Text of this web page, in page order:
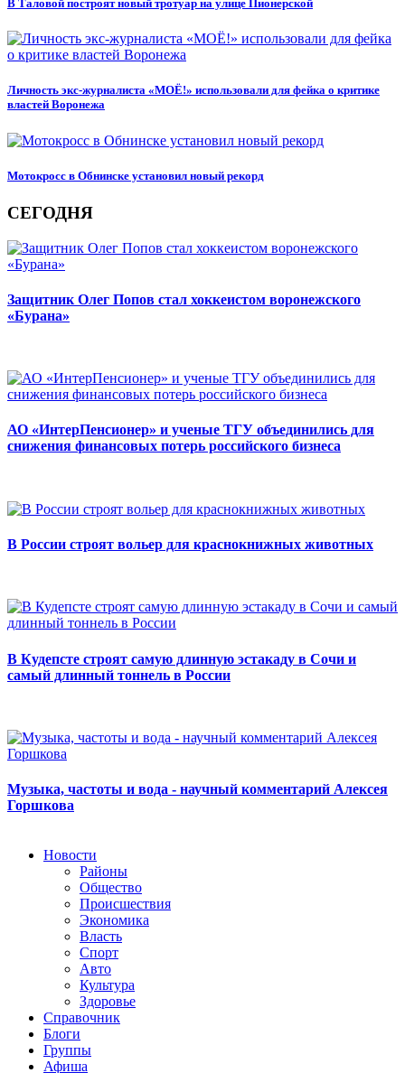
В Таловой построят новый тротуар на улице Пионерской
Личность экс-журналиста «МОЁ!» использовали для фейка о критике
властей Воронежа
Мотокросс в Обнинске установил новый рекорд
СЕГОДНЯ
Защитник Олег Попов стал хоккеистом воронежского
«Бурана»
АО «ИнтерПенсионер» и ученые ТГУ объединились для
снижения финансовых потерь российского бизнеса
В России строят вольер для краснокнижных животных
В Кудепсте строят самую длинную эстакаду в Сочи и
самый длинный тоннель в России
Музыка, частоты и вода - научный комментарий Алексея
Горшкова
Новости
Районы
Общество
Происшествия
Экономика
Власть
Спорт
Авто
Культура
Здоровье
Справочник
Блоги
Группы
Афиша